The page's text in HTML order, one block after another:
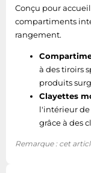
possibilités de
Autonomie en
panne de courant
Capacité de
congélation
compartiment à
Conçu pour
compartiments
rangement.
à des tiroirs
produits
Clayettes
l'intérieur de
grâce à des
Remarque : cet